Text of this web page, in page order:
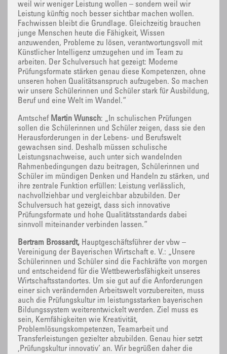
weil wir weniger Leistung wollen – sondern weil wir
Leistung künftig noch besser sichtbar machen wollen.
Fachwissen bleibt die Grundlage. Gleichzeitig brauchen
junge Menschen heute die Fähigkeit, Wissen
anzuwenden, Probleme zu lösen, verantwortungsvoll mit
Künstlicher Intelligenz umzugehen und im Team zu
arbeiten. Der Schulversuch hat gezeigt: Moderne
Prüfungsformate stärken genau diese Kompetenzen, ohne
unseren hohen Qualitätsanspruch aufzugeben. So machen
wir unsere Schülerinnen und Schüler stark für Ausbildung,
Beruf und eine Welt im Wandel.“
Amtschef Martin Wunsch: „In schulischen Prüfungen
sollen die Schülerinnen und Schüler zeigen, dass sie den
Herausforderungen in der Lebens- und Berufswelt
gewachsen sind. Deshalb müssen schulische
Leistungsnachweise, auch unter sich wandelnden
Rahmenbedingungen dazu beitragen, Schülerinnen und
Schüler im mündigen Denken und Handeln zu stärken, und
ihre zentrale Funktion erfüllen: Leistung verlässlich,
nachvollziehbar und vergleichbar abzubilden. Der
Schulversuch hat gezeigt, dass sich innovative
Prüfungsformate und hohe Qualitätsstandards dabei
sinnvoll miteinander verbinden lassen.“
Bertram Brossardt, Hauptgeschäftsführer der vbw –
Vereinigung der Bayerischen Wirtschaft e. V.: „Unsere
Schülerinnen und Schüler sind die Fachkräfte von morgen
und entscheidend für die Wettbewerbsfähigkeit unseres
Wirtschaftsstandortes. Um sie gut auf die Anforderungen
einer sich verändernden Arbeitswelt vorzubereiten, muss
auch die Prüfungskultur im leistungsstarken bayerischen
Bildungssystem weiterentwickelt werden. Ziel muss es
sein, Kernfähigkeiten wie Kreativität,
Problemlösungskompetenzen, Teamarbeit und
Transferleistungen gezielter abzubilden. Genau hier setzt
‚Prüfungskultur innovativ‘ an. Wir begrüßen daher die